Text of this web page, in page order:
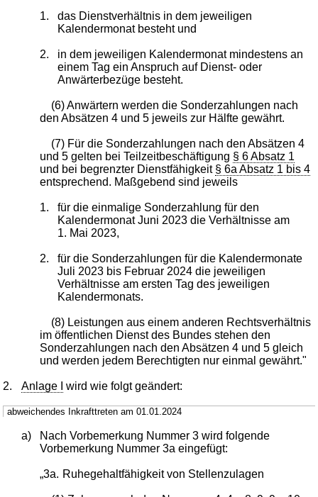
1.
das Dienstverhältnis in dem jeweiligen
Kalendermonat besteht und
2.
in dem jeweiligen Kalendermonat mindestens an
einem Tag ein Anspruch auf Dienst- oder
Anwärterbezüge besteht.
(6) Anwärtern werden die Sonderzahlungen nach
den Absätzen 4 und 5 jeweils zur Hälfte gewährt.
(7) Für die Sonderzahlungen nach den Absätzen 4
und 5 gelten bei Teilzeitbeschäftigung § 6 Absatz 1
und bei begrenzter Dienstfähigkeit § 6a Absatz 1 bis 4
entsprechend. Maßgebend sind jeweils
1.
für die einmalige Sonderzahlung für den
Kalendermonat Juni 2023 die Verhältnisse am
1. Mai 2023,
2.
für die Sonderzahlungen für die Kalendermonate
Juli 2023 bis Februar 2024 die jeweiligen
Verhältnisse am ersten Tag des jeweiligen
Kalendermonats.
(8) Leistungen aus einem anderen Rechtsverhältnis
im öffentlichen Dienst des Bundes stehen den
Sonderzahlungen nach den Absätzen 4 und 5 gleich
und werden jedem Berechtigten nur einmal gewährt."
2. Anlage I wird wie folgt geändert:
abweichendes Inkrafttreten am 01.01.2024
a)
Nach Vorbemerkung Nummer 3 wird folgende
Vorbemerkung Nummer 3a eingefügt:
„3a. Ruhegehaltfähigkeit von Stellenzulagen